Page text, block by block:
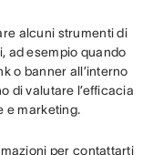
alcuni strumenti di
ad esempio quando
o banner all’interno
di valutare l’efficacia
e marketing.
per contattarti